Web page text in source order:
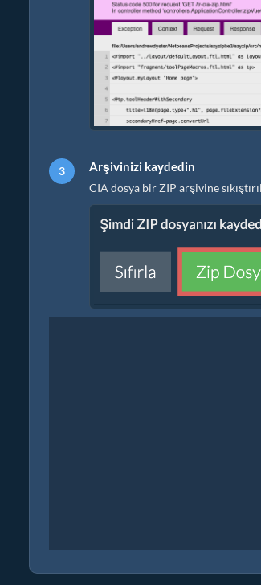
Arşivinizi kaydedin
CIA dosya bir ZIP arşivine